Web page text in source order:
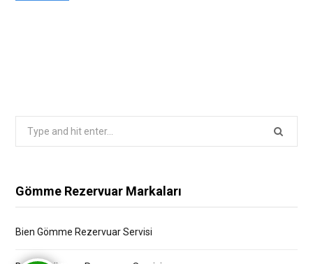
Gömme Rezervuar Markaları
Bien Gömme Rezervuar Servisi